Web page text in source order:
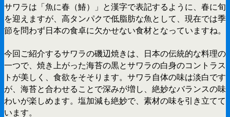
サワラは「魚に春（鰆）」と漢字で表記するように、春に旬
を迎えますが、高タンパクで低脂肪な魚として、現在では季
節を問わず日本の食卓に欠かせない食材となっていますね。
今回ご紹介するサワラの磯辺焼きは、日本の伝統的な料理の
一つで、焼き上がった海苔の黒とサワラの白身のコントラス
トが美しく、食欲をそそります。サワラ自体の味は淡白です
が、海苔と合わせることで深みが増し、絶妙なバランスの味
わいが楽しめます。塩加減も絶妙で、素材の味を引き立てて
います。